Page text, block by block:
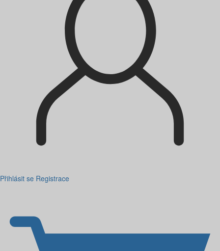
Přihlásit se Registrace